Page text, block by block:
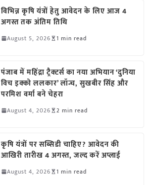
विभिन्न कृषि यंत्रों हेतु आवेदन के लिए आज 4
अगस्त तक अंतिम तिथि
August 5, 2026 1 min read
पंजाब में महिंद्रा ट्रैक्टर्स का नया अभियान ‘दुनिया
विच इक्को ललकार’ लॉन्च, सुखबीर सिंह और
परमिश वर्मा बने चेहरा
August 4, 2026 2 min read
कृषि यंत्रों पर सब्सिडी चाहिए? आवेदन की
आखिरी तारीख 4 अगस्त, जल्द करें अप्लाई
August 4, 2026 1 min read